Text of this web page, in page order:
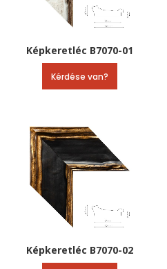
Képkeretléc B7070-01
Kérdése van?
Képkeretléc B7070-02